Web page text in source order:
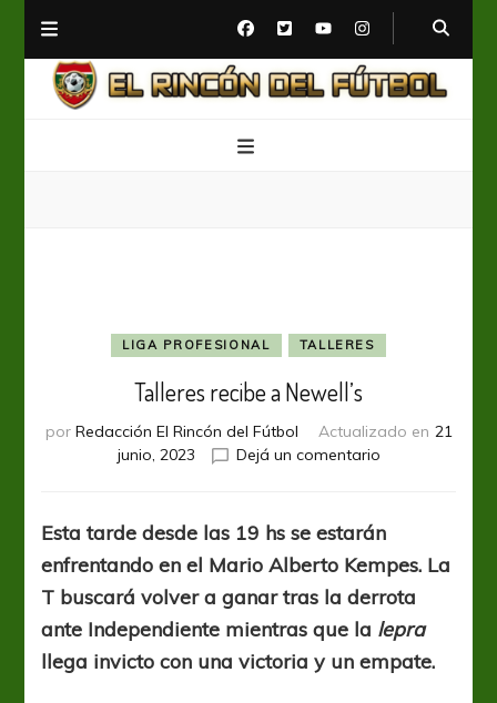
LIGA PROFESIONAL TALLERES
Talleres recibe a Newell’s
por Redacción El Rincón del Fútbol Actualizado en 21
junio, 2023
Dejá un comentarioen
Newell’s
Esta tarde desde las 19 hs se estarán
enfrentando en el Mario Alberto Kempes. La
T buscará volver a ganar tras la derrota
ante Independiente mientras que la lepra
llega invicto con una victoria y un empate.